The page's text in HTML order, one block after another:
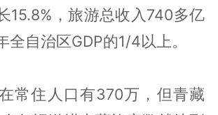
15.8%，旅游总收入740多亿
全自治区GDP的1/4以上。
常住人口有370万，但青藏